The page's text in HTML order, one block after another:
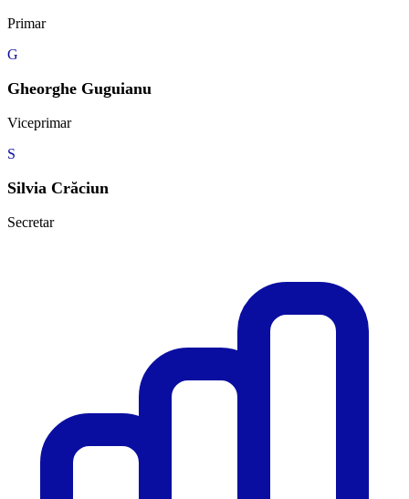
Primar
G
Gheorghe Guguianu
Viceprimar
S
Silvia Crăciun
Secretar